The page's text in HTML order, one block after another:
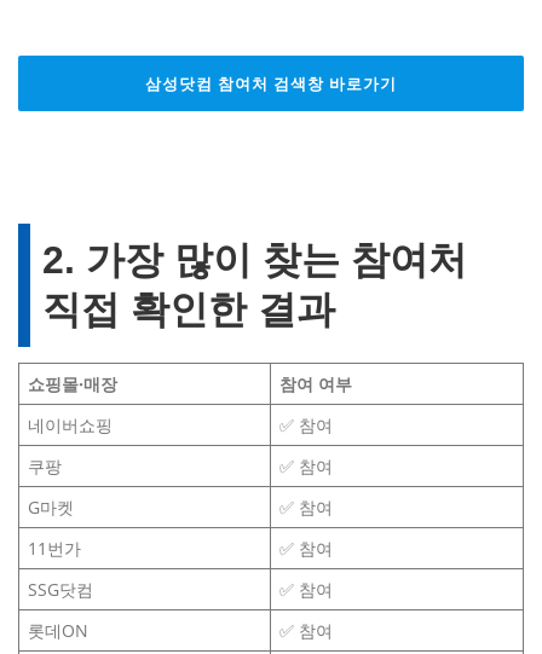
삼성닷컴 참여처 검색창 바로가기
2. 가장 많이 찾는 참여처
직접 확인한 결과
쇼핑몰·매장
참여 여부
네이버쇼핑
✅ 참여
쿠팡
✅ 참여
G마켓
✅ 참여
11번가
✅ 참여
SSG닷컴
✅ 참여
롯데ON
✅ 참여